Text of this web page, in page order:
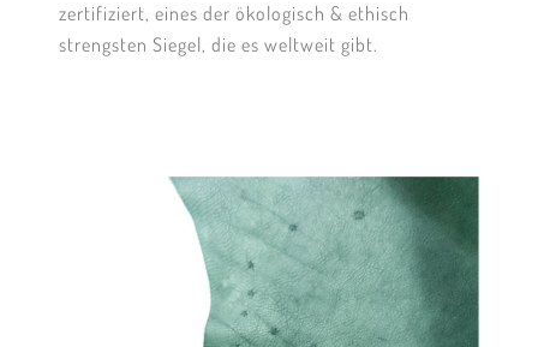
zertifiziert, eines der ökologisch & ethisch
strengsten Siegel, die es weltweit gibt.